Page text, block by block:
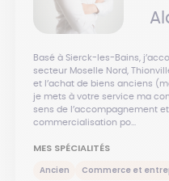
Basé à Sierck-les-Bains,
secteur Moselle Nord,
et l’achat de biens anciens
je mets à votre service ma
sens de l’accompagnement
commercialisation po...
MES SPÉCIALITÉS
Ancien Commerce et